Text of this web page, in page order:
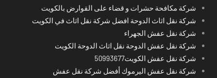
شركة مكافحة حشرات و قضاء على القوارض بالكويت
شركة نقل اثاث الدوحة افضل شركة نقل اثاث في الكويت
شركة نقل عفش الجهراء
شركة نقل عفش الدوحة نقل اثاث الدوحة الكويت
شركة نقل عفش الكويت50993677
شركة نقل عفش اليرموك أفضل شركة نقل عفش